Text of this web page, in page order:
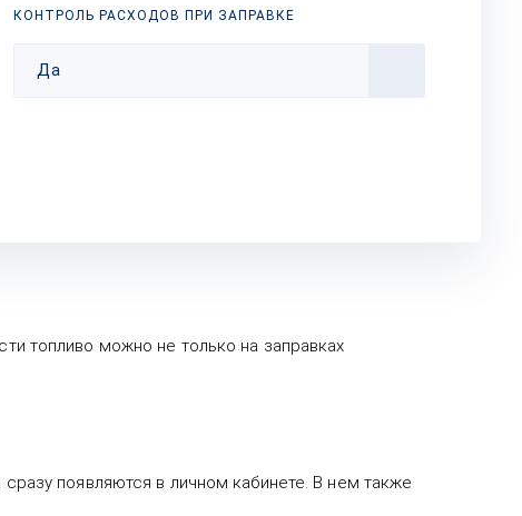
КОНТРОЛЬ РАСХОДОВ ПРИ ЗАПРАВКЕ
Да
топливо можно не только на заправках
появляются в личном кабинете. В нем также